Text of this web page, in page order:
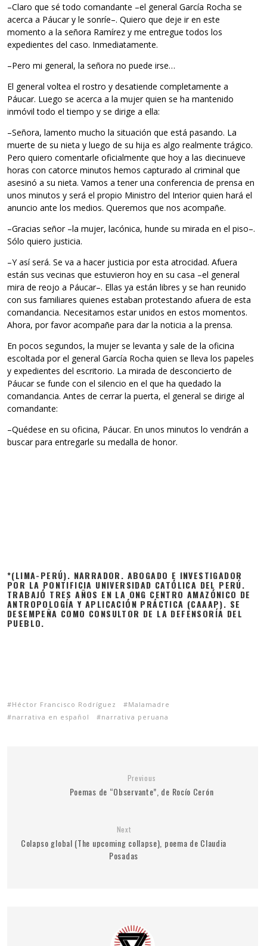
–Claro que sé todo comandante –el general García Rocha se
acerca a Páucar y le sonríe–. Quiero que deje ir en este
momento a la señora Ramírez y me entregue todos los
expedientes del caso. Inmediatamente.
–Pero mi general, la señora no puede irse…
El general voltea el rostro y desatiende completamente a
Páucar. Luego se acerca a la mujer quien se ha mantenido
inmóvil todo el tiempo y se dirige a ella:
–Señora, lamento mucho la situación que está pasando. La
muerte de su nieta y luego de su hija es algo realmente trágico.
Pero quiero comentarle oficialmente que hoy a las diecinueve
horas con catorce minutos hemos capturado al criminal que
asesinó a su nieta. Vamos a tener una conferencia de prensa en
unos minutos y será el propio Ministro del Interior quien hará el
anuncio ante los medios. Queremos que nos acompañe.
–Gracias señor –la mujer, lacónica, hunde su mirada en el piso–.
Sólo quiero justicia.
–Y así será. Se va a hacer justicia por esta atrocidad. Afuera
están sus vecinas que estuvieron hoy en su casa –el general
mira de reojo a Páucar–. Ellas ya están libres y se han reunido
con sus familiares quienes estaban protestando afuera de esta
comandancia. Necesitamos estar unidos en estos momentos.
Ahora, por favor acompañe para dar la noticia a la prensa.
En pocos segundos, la mujer se levanta y sale de la oficina
escoltada por el general García Rocha quien se lleva los papeles
y expedientes del escritorio. La mirada de desconcierto de
Páucar se funde con el silencio en el que ha quedado la
comandancia. Antes de cerrar la puerta, el general se dirige al
comandante:
–Quédese en su oficina, Páucar. En unos minutos lo vendrán a
buscar para entregarle su medalla de honor.
*(LIMA-PERÚ). NARRADOR. ABOGADO E INVESTIGADOR
POR LA PONTIFICIA UNIVERSIDAD CATÓLICA DEL PERÚ.
TRABAJÓ TRES AÑOS EN LA ONG CENTRO AMAZÓNICO DE
ANTROPOLOGÍA Y APLICACIÓN PRÁCTICA (CAAAP). SE
DESEMPEÑA COMO CONSULTOR DE LA DEFENSORÍA DEL
PUEBLO.
Héctor Francisco Rodríguez
Malamadre
narrativa en español
narrativa peruana
Previous
Poemas de “Observante”, de Rocío Cerón
Next
Colapso global (The upcoming collapse), poema de Claudia
Posadas